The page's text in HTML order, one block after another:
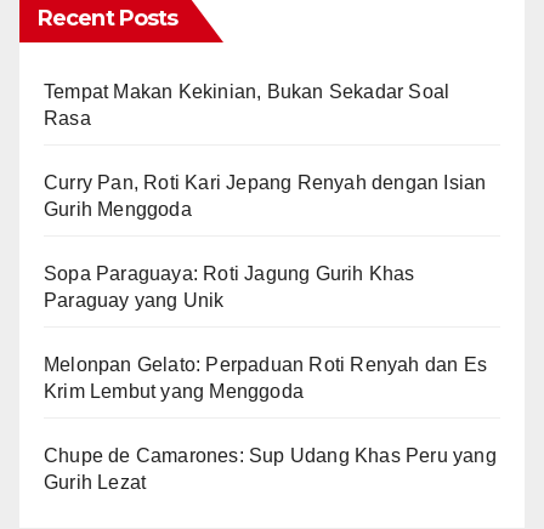
Recent Posts
Tempat Makan Kekinian, Bukan Sekadar Soal
Rasa
Curry Pan, Roti Kari Jepang Renyah dengan Isian
Gurih Menggoda
Sopa Paraguaya: Roti Jagung Gurih Khas
Paraguay yang Unik
Melonpan Gelato: Perpaduan Roti Renyah dan Es
Krim Lembut yang Menggoda
Chupe de Camarones: Sup Udang Khas Peru yang
Gurih Lezat